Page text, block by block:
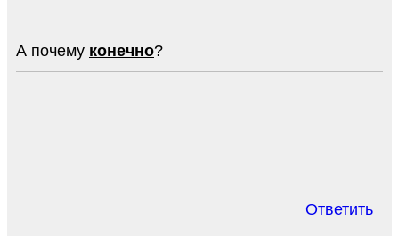
А почему конечно?
Ответить